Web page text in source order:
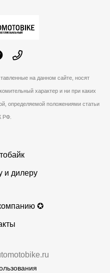
на данном сайте, носят
характер и ни при каких
определяемой положениями статьи
РФ.
и дилеру
✪